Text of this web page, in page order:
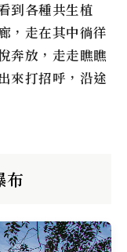
到各種共生植
，走在其中徜徉
奔放，走走瞧瞧
來打招呼，沿途
布